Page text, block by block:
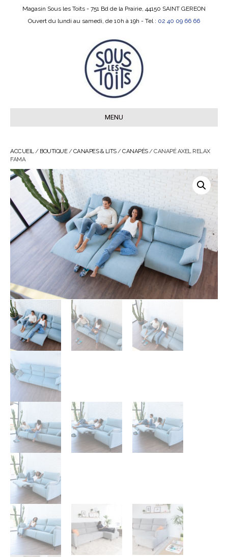
Magasin Sous les Toits - 751 Bd de la Prairie, 44150 SAINT GEREON
Ouvert du lundi au samedi, de 10h à 19h - Tel : 02 40 09 66 66
MENU
ACCUEIL/ BOUTIQUE/CANAPES & LITS/CANAPÉS/ CANAPÉ AXEL RELAX
FAMA